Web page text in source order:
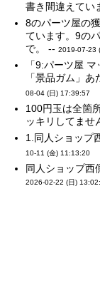
書き間違えて
8のパーツ屋の
ています。9の
で。 --2019-07-23
「9:パーツ屋
「景品ガム」
08-04 (日) 17:39:57
100円玉は全箇
ッキリしてま
1.同人ショップ
10-11 (金) 11:13:20
同人ショップ西
2026-02-22 (日)